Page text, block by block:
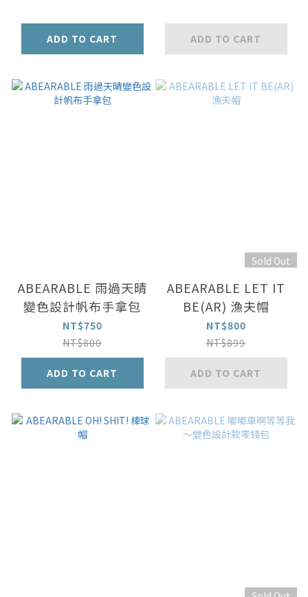
ADD TO CART ADD TO CART
ABEARABLE 雨過天晴
變色設計帆布手拿包
NT$750
NT$800
ADD TO CART
Sold Out
ABEARABLE LET IT
BE(AR) 漁夫帽
NT$800
NT$899
ADD TO CART